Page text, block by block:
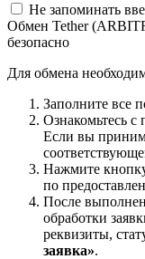
Не запоминать
Обмен Tether
безопасно
Для обмена
Заполните все
Ознакомьтесь
Если вы
Нажмите
по
После
обработки
реквизиты,
заявка».